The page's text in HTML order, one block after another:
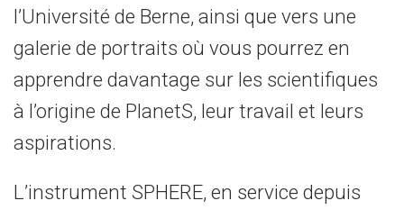
l’Université de Berne, ainsi que vers une
galerie de portraits où vous pourrez en
apprendre davantage sur les scientifiques
à l’origine de PlanetS, leur travail et leurs
aspirations.
L’instrument SPHERE, en service depuis